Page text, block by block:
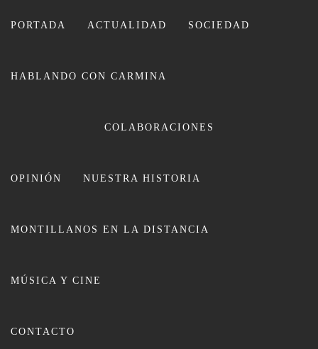
PORTADA ACTUALIDAD SOCIEDAD
HABLANDO CON CARMINA
COLABORACIONES
OPINIÓN NUESTRA HISTORIA
MONTILLANOS EN LA DISTANCIA
MÚSICA Y CINE
CONTACTO
CARMINA LEIVA
El Sevilla F.C se fija en Francisco